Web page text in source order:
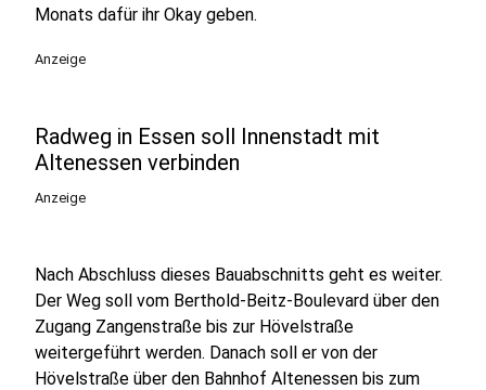
Monats dafür ihr Okay geben.
Anzeige
Radweg in Essen soll Innenstadt mit
Altenessen verbinden
Anzeige
Nach Abschluss dieses Bauabschnitts geht es weiter.
Der Weg soll vom Berthold-Beitz-Boulevard über den
Zugang Zangenstraße bis zur Hövelstraße
weitergeführt werden. Danach soll er von der
Hövelstraße über den Bahnhof Altenessen bis zum